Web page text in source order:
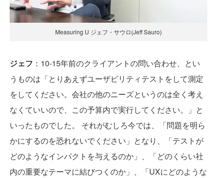
Measuring U ジェフ・サウロ(Jeff Sauro)
ジェフ ：10-15年前のクライアントの問い合わせ、とい
うものは「とりあえずユーザビリティテストをして測定
をしてください。会社の他のニーズというのは全く考え
なくていいので、この予算内で実行してください。」と
いったものでした。 それがむしろ今では、「問題を明ら
かにするのを恐れないでください」となり、「テストが
どのようなインパクトを与えるのか」、「どのくらい社
内の重要なテーマに結びつくのか」、「UXにどのような